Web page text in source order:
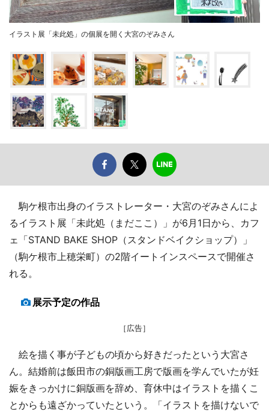
イラスト展「未此処」の個展を開く大宮のぞみさん
駒ケ根市出身のイラストレーター・大宮のぞみさんによ
るイラスト展「未此処（まだここ）」が6月1日から、カフ
ェ「STAND BAKE SHOP（スタンドベイクショップ）」
（駒ケ根市上穂栄町）の2階イートインスペースで開催さ
れる。
展示予定の作品
［広告］
絵を描く事が子どもの頃から好きだったという大宮さ
ん。結婚前は飯田市の銅版画工房で版画を学んでいたが妊
娠をきっかけに銅版画を辞め、育休中はイラストを描くこ
とからも遠ざかっていたという。「イラストを描けないで